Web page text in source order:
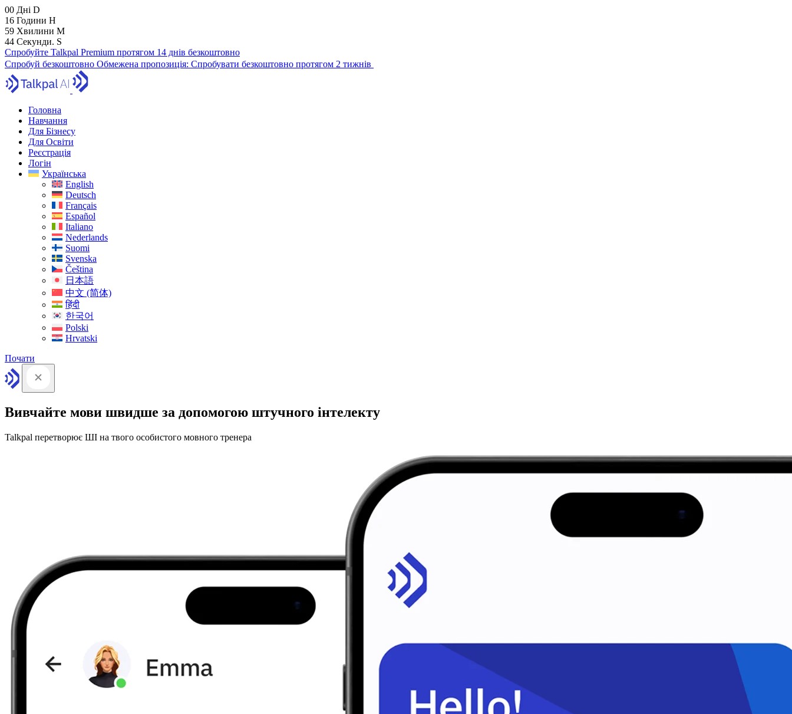
00 Дні D
16 Години H
59 Хвилини M
43 Секунди. S
Спробуйте Talkpal Premium протягом 14 днів безкоштовно
Спробуй безкоштовно Обмежена пропозиція: Спробувати безкоштовно протягом 2 тижнів
Головна
Навчання
Для Бізнесу
Для Освіти
Реєстрація
Логін
Українська
English
Deutsch
Français
Español
Italiano
Nederlands
Suomi
Svenska
Čeština
日本語
中文 (简体)
हिंदी
한국어
Polski
Hrvatski
Почати
Вивчайте мови швидше за допомогою штучного інтелекту
Talkpal перетворює ШІ на твого особистого мовного тренера